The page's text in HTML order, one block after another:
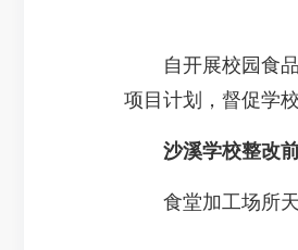
自开展校园食品
项目计划，督促学
沙溪学校整改前
食堂加工场所天